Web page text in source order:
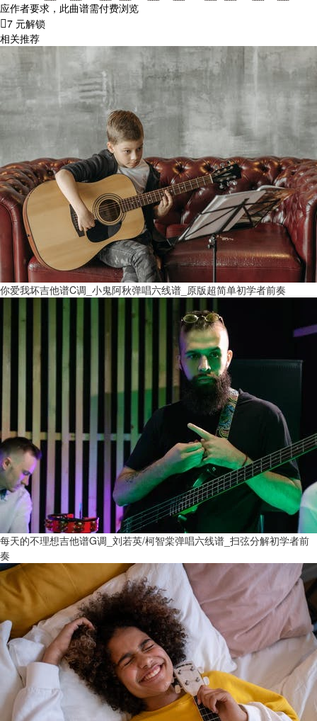
应作者要求，此曲谱需付费浏览
7 元解锁
相关推荐
你爱我坏吉他谱C调_小鬼阿秋弹唱六线谱_原版超简单初学者前奏
每天的不理想吉他谱G调_刘若英/柯智棠弹唱六线谱_扫弦分解初学者前
奏